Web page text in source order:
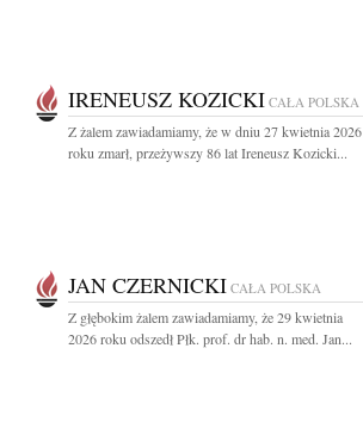
IRENEUSZ KOZICKI CAŁA POLSKA
Z żalem zawiadamiamy, że w dniu 27 kwietnia 2026
roku zmarł, przeżywszy 86 lat Ireneusz Kozicki...
JAN CZERNICKI CAŁA POLSKA
Z głębokim żalem zawiadamiamy, że 29 kwietnia
2026 roku odszedł Płk. prof. dr hab. n. med. Jan...